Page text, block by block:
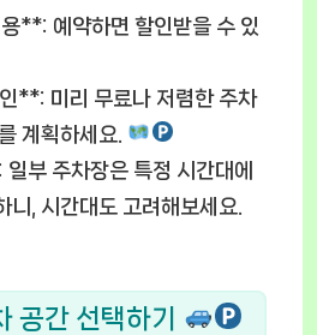
**: 예약하면 할인받을 수 있
**: 미리 무료나 저렴한 주차
계획하세요.
부 주차장은 특정 시간대에
니, 시간대도 고려해보세요.
공간 선택하기